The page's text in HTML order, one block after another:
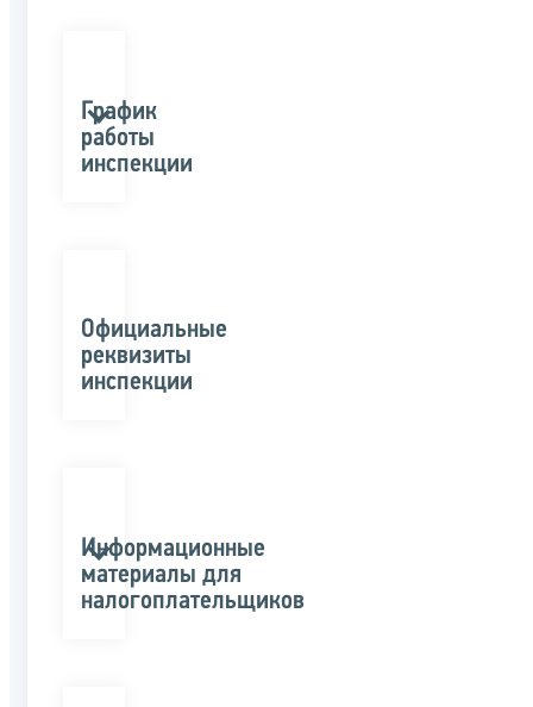
График
работы
инспекции
Официальные
реквизиты
инспекции
Информационные
материалы для
налогоплательщиков